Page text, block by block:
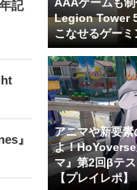
記
』
Legion Tower
こなせるゲー
アニマや新要
よ！
マ』第2回βテ
【プレイレポ】